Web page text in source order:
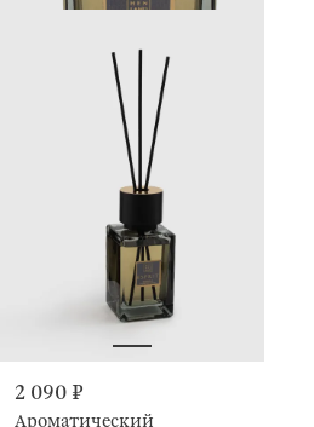
2 090 ₽
Ароматический